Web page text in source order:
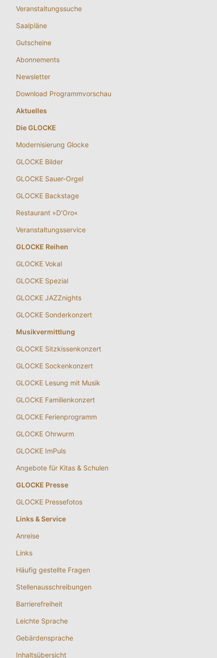
Veranstaltungssuche
Saalpläne
Gutscheine
Abonnements
Newsletter
Download Programmvorschau
Aktuelles
Die GLOCKE
Modernisierung Glocke
GLOCKE Bilder
GLOCKE Sauer-Orgel
GLOCKE Backstage
Restaurant »D’Oro«
Veranstaltungsservice
GLOCKE Reihen
GLOCKE Vokal
GLOCKE Spezial
GLOCKE JAZZnights
GLOCKE Sonderkonzert
Musikvermittlung
GLOCKE Sitzkissenkonzert
GLOCKE Sockenkonzert
GLOCKE Lesung mit Musik
GLOCKE Familienkonzert
GLOCKE Ferienprogramm
GLOCKE Ohrwurm
GLOCKE ImPuls
Angebote für Kitas & Schulen
GLOCKE Presse
GLOCKE Pressefotos
Links & Service
Anreise
Links
Häufig gestellte Fragen
Stellenausschreibungen
Barrierefreiheit
Leichte Sprache
Gebärdensprache
Inhaltsübersicht